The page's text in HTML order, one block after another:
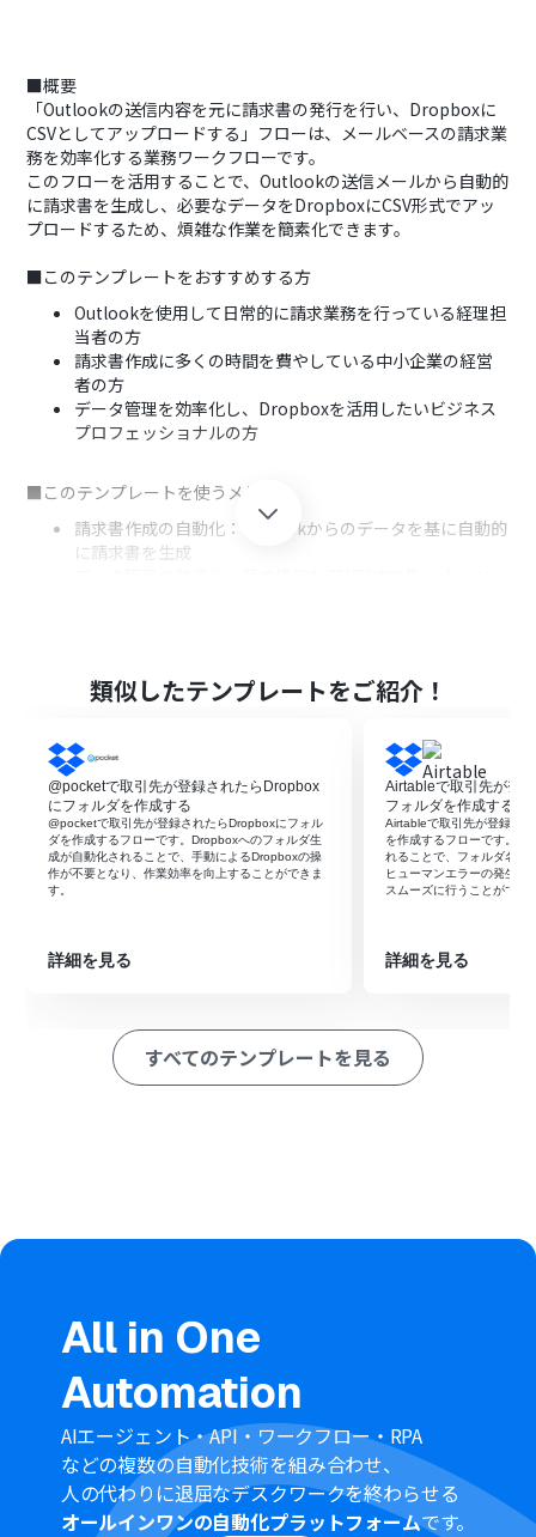
■概要
「Outlookの送信内容を元に請求書の発行を行い、Dropboxに
CSVとしてアップロードする」フローは、メールベースの請求業
務を効率化する業務ワークフローです。
このフローを活用することで、Outlookの送信メールから自動的
に請求書を生成し、必要なデータをDropboxにCSV形式でアッ
プロードするため、煩雑な作業を簡素化できます。
■このテンプレートをおすすめする方
Outlookを使用して日常的に請求業務を行っている経理担
当者の方
請求書作成に多くの時間を費やしている中小企業の経営
者の方
データ管理を効率化し、Dropboxを活用したいビジネス
プロフェッショナルの方
■このテンプレートを使うメリット
請求書作成の自動化：Outlookからのデータを基に自動的
に請求書を生成
類似したテンプレートをご紹介！
@pocketで取引先が登録されたらDropbox
にフォルダを作成する
@pocketで取引先が登録されたらDropboxにフォル
ダを作成するフローです。Dropboxへのフォルダ生
成が自動化されることで、手動によるDropboxの操
作が不要となり、作業効率を向上することができま
す。
詳細を見る
Airtableで取引先が登
フォルダを作成する
Airtableで取引先が登録さ
を作成するフローです。フ
れることで、フォルダ名の
ヒューマンエラーの発生を
スムーズに行うことができ
詳細を見る
すべてのテンプレートを見る
All in One
Automation
AIエージェント・API・ワークフロー・RPA
などの複数の自動化技術を組み合わせ、
人の代わりに退屈なデスクワークを終わらせる
オールインワンの自動化プラットフォームです。